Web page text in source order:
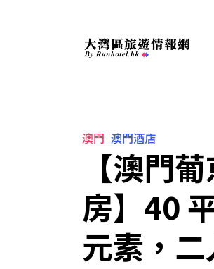
澳門 澳門酒店
【澳門
房】40
元素，